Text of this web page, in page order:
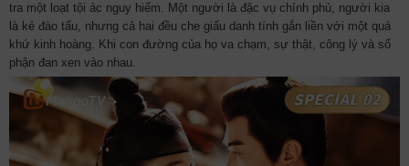
tra một loạt tội ác nguy hiểm. Một người là đặc vụ chính phủ, người kia
là kẻ đào tẩu, nhưng cả hai đều che giấu danh tính gắn liền với một quá
khứ kinh hoàng. Khi con đường của họ va chạm, sự thật, công lý và số
phận đan xen vào nhau.